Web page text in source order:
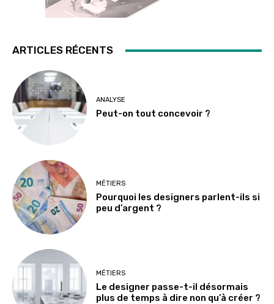
ARTICLES RÉCENTS
ANALYSE
Peut-on tout concevoir ?
MÉTIERS
Pourquoi les designers parlent-ils si
peu d’argent ?
MÉTIERS
Le designer passe-t-il désormais
plus de temps à dire non qu’à créer ?